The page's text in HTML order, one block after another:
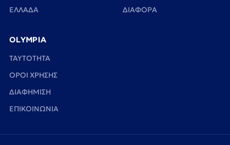
ΕΛΛΑΔΑ
ΔΙΑΦΟΡΑ
OLYMPIA
TAYTOTHTA
ΟΡΟΙ ΧΡΗΣΗΣ
ΔΙΑΦΗΜΙΣΗ
ΕΠΙΚΟΙΝΩΝΙΑ